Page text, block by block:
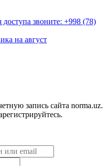
звоните: +998 (78)
на август
запись сайта norma.uz.